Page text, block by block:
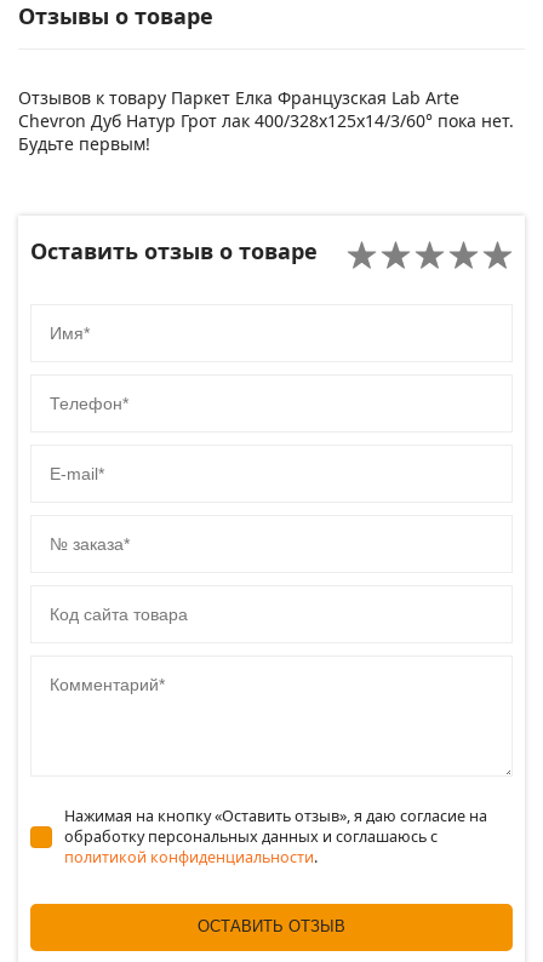
Отзывы о товаре
Отзывов к товару Паркет Елка Французская Lab Arte
Chevron Дуб Натур Грот лак 400/328х125х14/3/60° пока нет.
Будьте первым!
Оставить отзыв о товаре
Нажимая на кнопку «Оставить отзыв», я даю согласие на
обработку персональных данных и соглашаюсь c
политикой конфиденциальности.
ОСТАВИТЬ ОТЗЫВ